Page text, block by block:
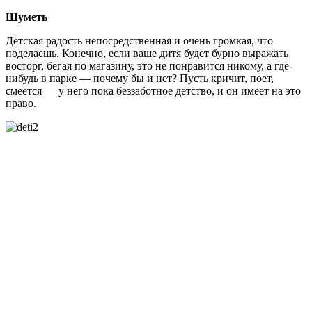
Шуметь
Детская радость непосредственная и очень громкая, что
поделаешь. Конечно, если ваше дитя будет бурно выражать
восторг, бегая по магазину, это не понравится никому, а где-
нибудь в парке — почему бы и нет? Пусть кричит, поет,
смеется — у него пока беззаботное детство, и он имеет на это
право.